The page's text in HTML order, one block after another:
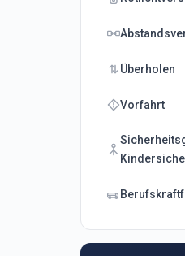
Überholen
Vorfahrt